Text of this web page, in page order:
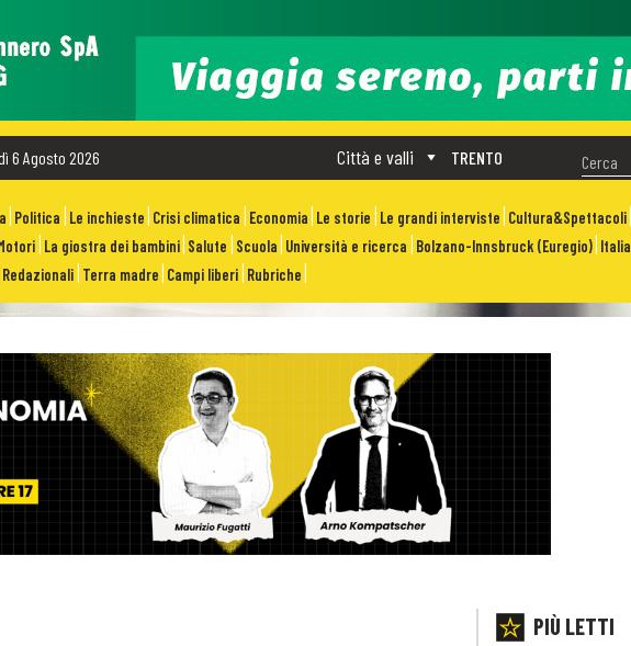
6 Agosto 2026 TRENTO
Città e valli
Politica Le inchieste Crisi climatica Economia Le storie Le grandi interviste Cultura&Spettacoli
La giostra dei bambini Salute Scuola Università e ricerca Bolzano-Innsbruck (Euregio) Italia
Redazionali Terra madre Campi liberi Rubriche
PIÙ LETTI